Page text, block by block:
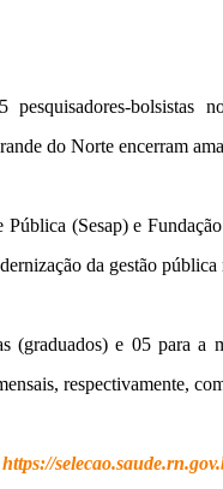
bolsistas
do Norte encerram
Pública (Sesap) e
da gestão pública
(graduados) e 05 para a
respectivamente,
https://